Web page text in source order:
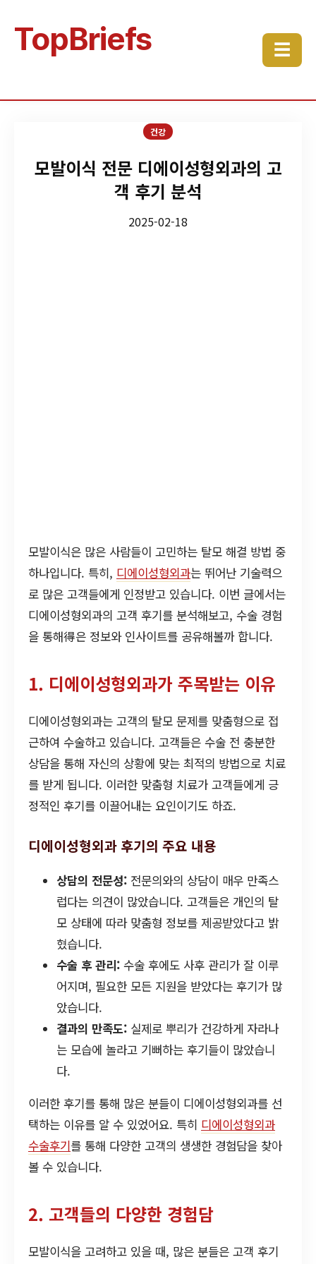
TopBriefs ☰
건강
모발이식 전문 디에이성형외과의 고
객 후기 분석
2025-02-18
모발이식은 많은 사람들이 고민하는 탈모 해결 방법 중
하나입니다. 특히, 디에이성형외과는 뛰어난 기술력으
로 많은 고객들에게 인정받고 있습니다. 이번 글에서는
디에이성형외과의 고객 후기를 분석해보고, 수술 경험
을 통해得은 정보와 인사이트를 공유해볼까 합니다.
1. 디에이성형외과가 주목받는 이유
디에이성형외과는 고객의 탈모 문제를 맞춤형으로 접
근하여 수술하고 있습니다. 고객들은 수술 전 충분한
상담을 통해 자신의 상황에 맞는 최적의 방법으로 치료
를 받게 됩니다. 이러한 맞춤형 치료가 고객들에게 긍
정적인 후기를 이끌어내는 요인이기도 하죠.
디에이성형외과 후기의 주요 내용
상담의 전문성: 전문의와의 상담이 매우 만족스
럽다는 의견이 많았습니다. 고객들은 개인의 탈
모 상태에 따라 맞춤형 정보를 제공받았다고 밝
혔습니다.
수술 후 관리: 수술 후에도 사후 관리가 잘 이루
어지며, 필요한 모든 지원을 받았다는 후기가 많
았습니다.
결과의 만족도: 실제로 뿌리가 건강하게 자라나
는 모습에 놀라고 기뻐하는 후기들이 많았습니
다.
이러한 후기를 통해 많은 분들이 디에이성형외과를 선
택하는 이유를 알 수 있었어요. 특히 디에이성형외과
수술후기를 통해 다양한 고객의 생생한 경험담을 찾아
볼 수 있습니다.
2. 고객들의 다양한 경험담
모발이식을 고려하고 있을 때, 많은 분들은 고객 후기